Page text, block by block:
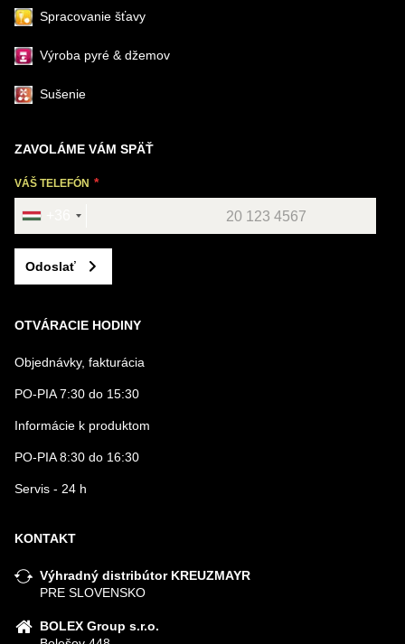
Spracovanie šťavy
Výroba pyré & džemov
Sušenie
ZAVOLÁME VÁM SPÄŤ
VÁŠ TELEFÓN
Odoslať
OTVÁRACIE HODINY
Objednávky, fakturácia
PO-PIA 7:30 do 15:30
Informácie k produktom
PO-PIA 8:30 do 16:30
Servis - 24 h
KONTAKT
Výhradný distribútor KREUZMAYR
PRE SLOVENSKO
BOLEX Group s.r.o.